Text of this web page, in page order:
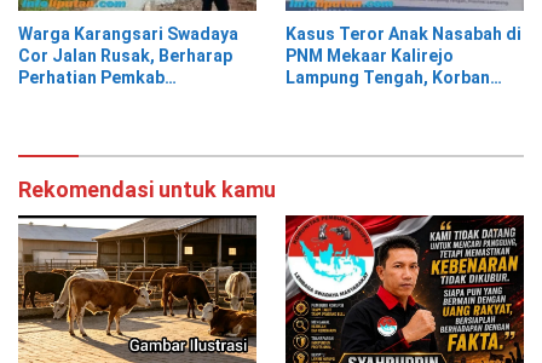
Warga Karangsari Swadaya
Cor Jalan Rusak, Berharap
Perhatian Pemkab
Kasus Teror Anak Nasabah di
PNM Mekaar Kalirejo
Lampung Tengah, Korban
Rekomendasi untuk kamu